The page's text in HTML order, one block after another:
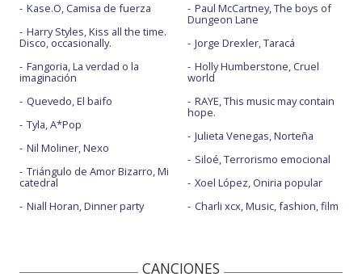
Kase.O, Camisa de fuerza
Harry Styles, Kiss all the time.
Disco, occasionally.
Fangoria, La verdad o la
imaginación
Quevedo, El baifo
Tyla, A*Pop
Nil Moliner, Nexo
Triángulo de Amor Bizarro, Mi
catedral
Niall Horan, Dinner party
Paul McCartney, The boys of
Dungeon Lane
Jorge Drexler, Taracá
Holly Humberstone, Cruel
world
RAYE, This music may contain
hope.
Julieta Venegas, Norteña
Siloé, Terrorismo emocional
Xoel López, Oniria popular
Charli xcx, Music, fashion, film
CANCIONES